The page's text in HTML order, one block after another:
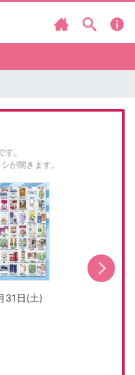
。
が開きます。
31日(土)